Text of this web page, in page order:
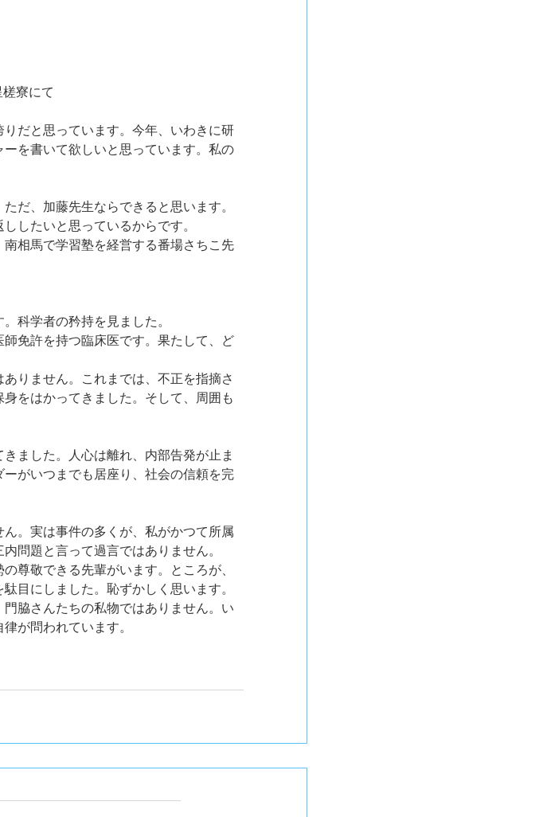
寮にて
だと思っています。今年、いわきに研
を書いて欲しいと思っています。私の
だ、加藤先生ならできると思います。
したいと思っているからです。
相馬で学習塾を経営する番場さちこ先
科学者の矜持を見ました。
免許を持つ臨床医です。果たして、ど
りません。これまでは、不正を指摘さ
をはかってきました。そして、周囲も
ました。人心は離れ、内部告発が止ま
がいつまでも居座り、社会の信頼を完
。実は事件の多くが、私がかつて所属
問題と言って過言ではありません。
尊敬できる先輩がいます。ところが、
目にしました。恥ずかしく思います。
脇さんたちの私物ではありません。い
が問われています。